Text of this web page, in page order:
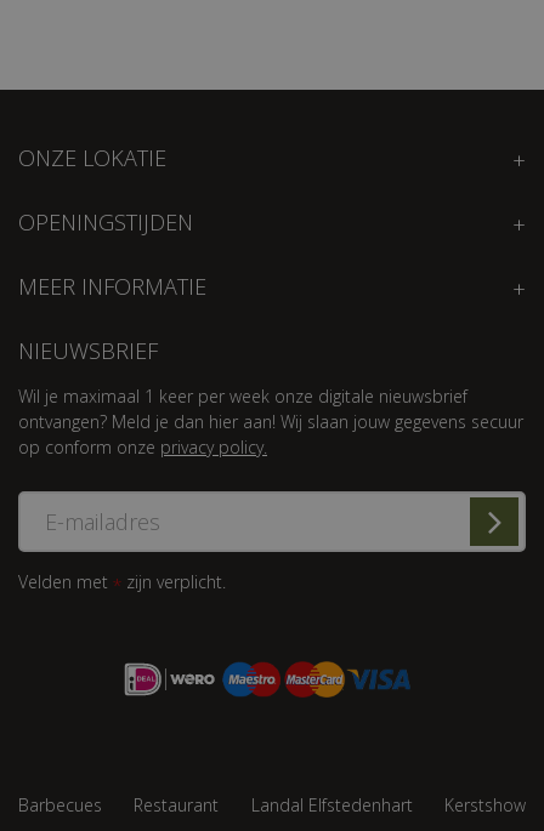
ONZE LOKATIE
OPENINGSTIJDEN
MEER INFORMATIE
NIEUWSBRIEF
Wil je maximaal 1 keer per week onze digitale nieuwsbrief
ontvangen? Meld je dan hier aan! Wij slaan jouw gegevens secuur
op conform onze privacy policy.
Velden met * zijn verplicht.
Barbecues Restaurant Landal Elfstedenhart Kerstshow